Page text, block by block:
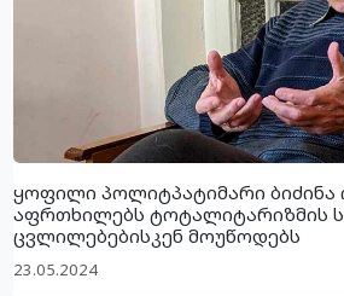
ყოფილი პოლიტპატიმარი ბიძინა
აფრთხილებს ტოტალიტარიზმის
ცვლილებებისკენ მოუწოდებს
23.05.2024